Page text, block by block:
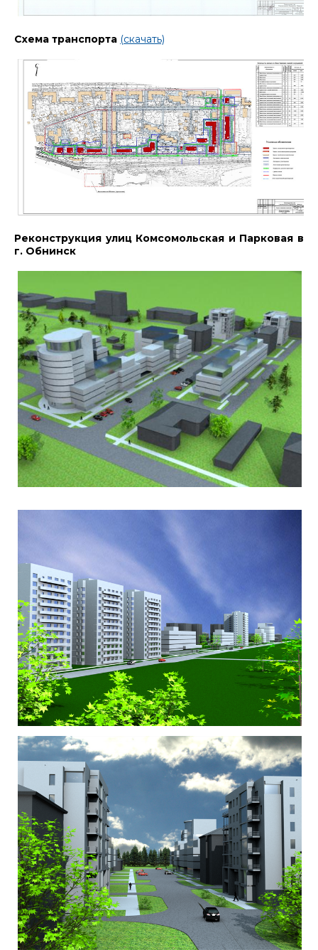
Схема транспорта (скачать)
Реконструкция улиц Комсомольская и Парковая в
г. Обнинск